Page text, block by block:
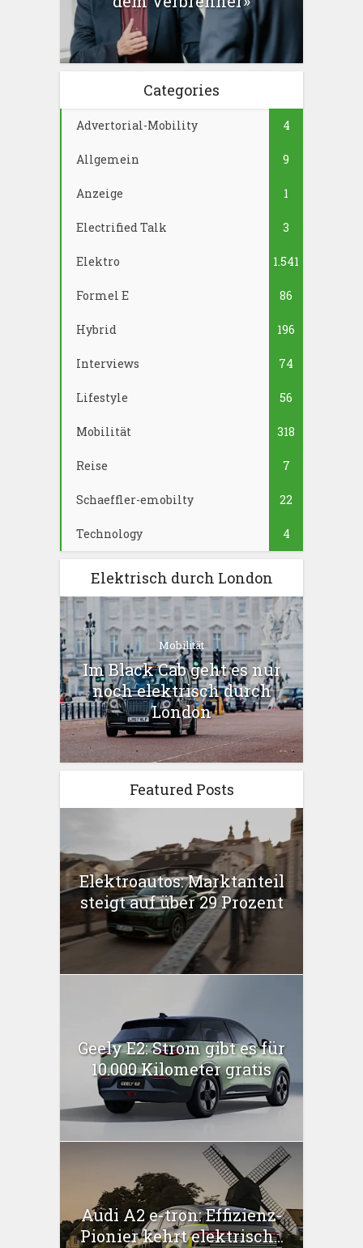
Categories
Advertorial-Mobility 4
Allgemein 9
Anzeige 1
Electrified Talk 3
Elektro 1.541
Formel E 86
Hybrid 196
Interviews 74
Lifestyle 56
Mobilität 318
Reise 7
Schaeffler-emobilty 22
Technology 4
Elektrisch durch London
Mobilität
Im Black Cab geht es nur
noch elektrisch durch
London
Featured Posts
Elektroautos: Marktanteil
steigt auf über 29 Prozent
Geely E2: Strom gibt es für
10.000 Kilometer gratis
Audi A2 e-tron: Effizienz-
Pionier kehrt elektrisch...